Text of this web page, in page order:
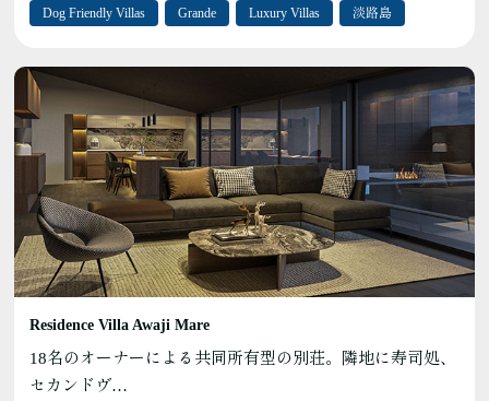
Dog Friendly Villas Grande Luxury Villas 淡路島
Residence Villa Awaji Mare
18名のオーナーによる共同所有型の別荘。隣地に寿司処、
セカンドヴ…